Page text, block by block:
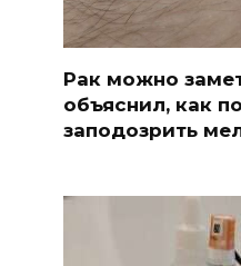
Рак можно
объяснил, как
заподозрить